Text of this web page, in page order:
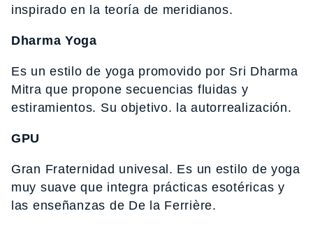
inspirado en la teoría de meridianos.
Dharma Yoga
Es un estilo de yoga promovido por Sri Dharma
Mitra que propone secuencias fluidas y
estiramientos. Su objetivo. la autorrealización.
GPU
Gran Fraternidad univesal. Es un estilo de yoga
muy suave que integra prácticas esotéricas y
las enseñanzas de De la Ferrière.